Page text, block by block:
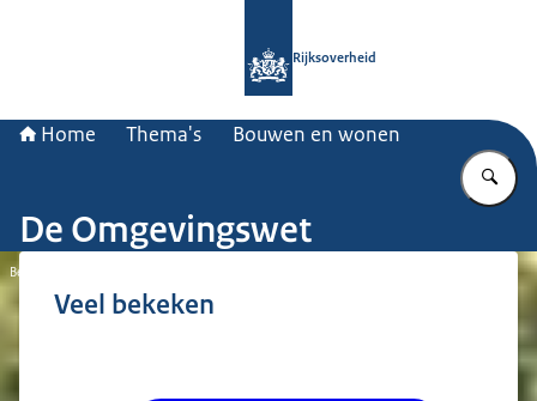
Rijksoverheid
Home Thema's Bouwen en wonen
De Omgevingswet
Beeld: © Ivo Vrancken
Veel bekeken